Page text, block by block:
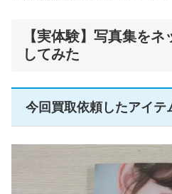
【実体験】写真集を
してみた
今回買取依頼したアイテ